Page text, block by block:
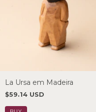
La Ursa em Madeira
$59.14 USD